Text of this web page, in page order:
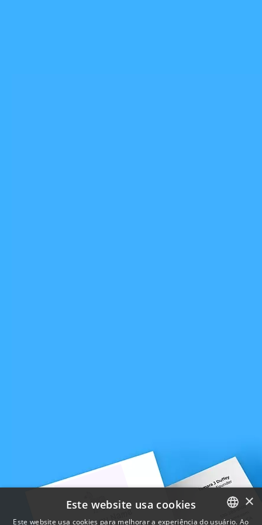
×
Este website usa cookies
Este website usa cookies para melhorar a experiência do usuário. Ao